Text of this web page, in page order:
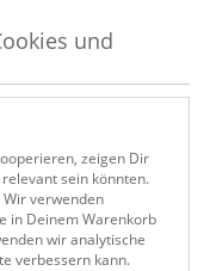
und
zeigen Dir
sein könnten.
verwenden
in Deinem Warenkorb
wir analytische
verbessern kann.